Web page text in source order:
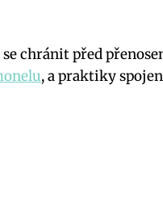
chránit před
, a praktiky